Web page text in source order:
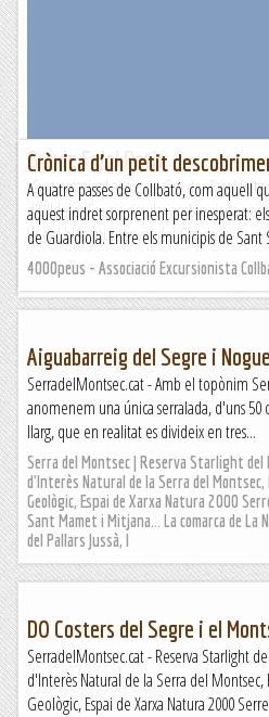
Gra de Fajol Petit
Curta matinal al pic de Gra de Fajol Petit
d'Ulldeter.És una circular amb pujada per
W del bloc muntanyós del Gra de ...
Ãrrius Team
Crònica d’un petit
A quatre passes de Collbató, com aquell
aquest indret sorprenent per inesperat:
de Guardiola. Entre els municipis de Sant
4000peus - Associació Excursionista
Aiguabarreig del Segre i
SerradelMontsec.cat - Amb el topònim
anomenem una única serralada, d'uns
llarg, que en realitat es divideix en tres...
Serra del Montsec | Reserva Starlight del
d'Interès Natural de la Serra del Montsec,
Geològic, Espai de Xarxa Natura 2000
Sant Mamet i Mitjana... La comarca de La
del Pallars Jussà, l
DO Costers del Segre i el
SerradelMontsec.cat - Reserva Starlight
d'Interès Natural de la Serra del Montsec,
Geològic, Espai de Xarxa Natura 2000